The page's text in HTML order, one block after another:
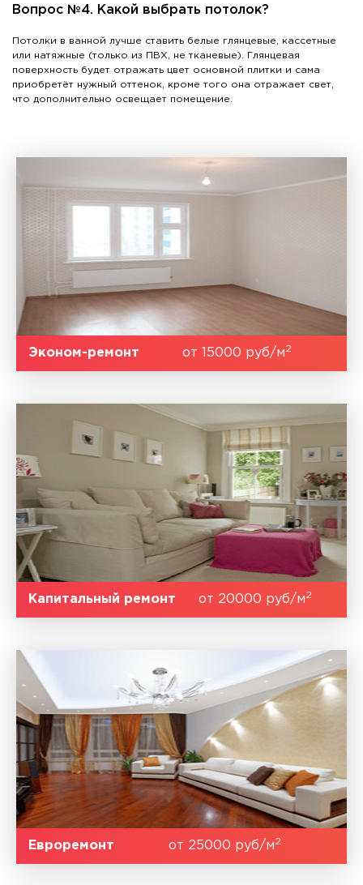
Вопрос №4. Какой выбрать потолок?
Потолки в ванной лучше ставить белые глянцевые, кассетные
или натяжные (только из ПВХ, не тканевые). Глянцевая
поверхность будет отражать цвет основной плитки и сама
приобретёт нужный оттенок, кроме того она отражает свет,
что дополнительно освещает помещение.
Эконом-ремонт от 15000 руб/м2
Капитальный ремонт от 20000 руб/м2
Евроремонт от 25000 руб/м2